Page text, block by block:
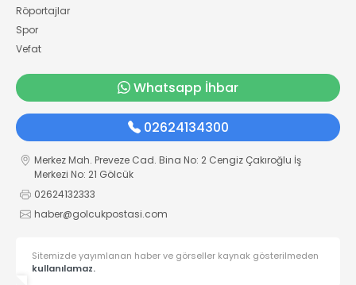
Röportajlar
Spor
Vefat
Whatsapp İhbar
02624134300
Merkez Mah. Preveze Cad. Bina No: 2 Cengiz Çakıroğlu İş
Merkezi No: 21 Gölcük
02624132333
haber@golcukpostasi.com
Sitemizde yayımlanan haber ve görseller kaynak gösterilmeden
kullanılamaz.